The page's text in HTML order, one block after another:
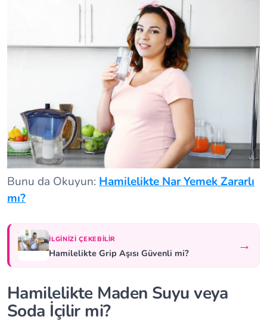
Bunu da Okuyun: Hamilelikte Nar Yemek Zararlı
mı?
İLGINIZI ÇEKEBILIR
Hamilelikte Grip Aşısı Güvenli mi? →
Hamilelikte Maden Suyu veya
Soda İçilir mi?